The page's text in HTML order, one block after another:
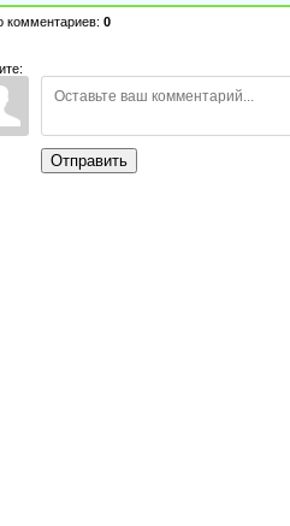
комментариев: 0
Отправить